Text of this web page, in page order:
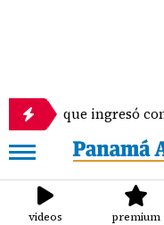
que ingresó con un
videos premium